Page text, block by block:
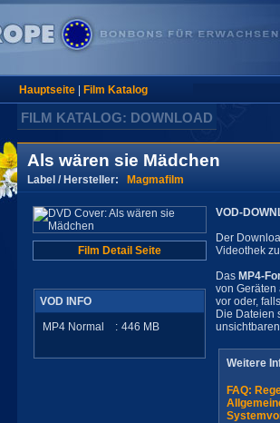
Hauptseite| Film Katalog
FILM KATALOG: DOWNLOAD
Als wären sie Mädchen
Label / Hersteller: Magmafilm
Film Detail Seite
VOD INFO
MP4 Normal
: 446 MB
VOD-
Der
Videothek
Das MP4-
von Geräten
vor oder,
Die Dateien
Weitere
FAQ: